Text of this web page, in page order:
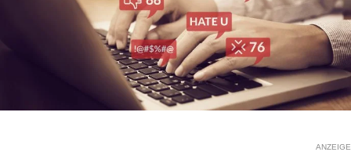
ANZEIGE